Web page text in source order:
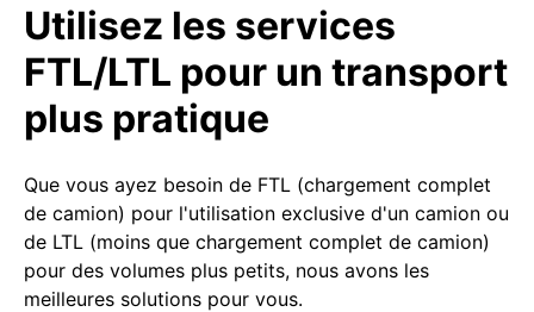
Utilisez les services
FTL/LTL pour un transport
plus pratique
Que vous ayez besoin de FTL (chargement complet
de camion) pour l'utilisation exclusive d'un camion ou
de LTL (moins que chargement complet de camion)
pour des volumes plus petits, nous avons les
meilleures solutions pour vous.